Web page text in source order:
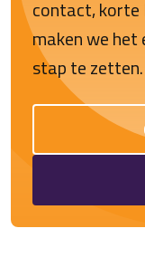
contact, korte
maken we het
stap te zetten.